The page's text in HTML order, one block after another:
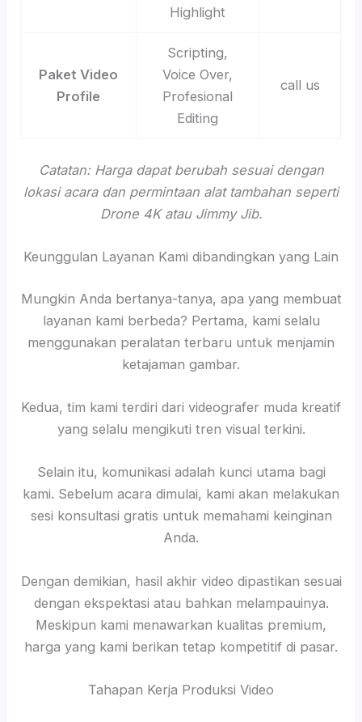
Highlight
Paket Video
Profile
Scripting,
Voice Over,
Profesional
Editing
call us
Catatan: Harga dapat berubah sesuai dengan
lokasi acara dan permintaan alat tambahan seperti
Drone 4K atau Jimmy Jib.
Keunggulan Layanan Kami dibandingkan yang Lain
Mungkin Anda bertanya-tanya, apa yang membuat
layanan kami berbeda? Pertama, kami selalu
menggunakan peralatan terbaru untuk menjamin
ketajaman gambar.
Kedua, tim kami terdiri dari videografer muda kreatif
yang selalu mengikuti tren visual terkini.
Selain itu, komunikasi adalah kunci utama bagi
kami. Sebelum acara dimulai, kami akan melakukan
sesi konsultasi gratis untuk memahami keinginan
Anda.
Dengan demikian, hasil akhir video dipastikan sesuai
dengan ekspektasi atau bahkan melampauinya.
Meskipun kami menawarkan kualitas premium,
harga yang kami berikan tetap kompetitif di pasar.
Tahapan Kerja Produksi Video